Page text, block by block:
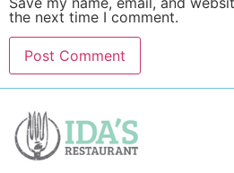
the next time I comment.